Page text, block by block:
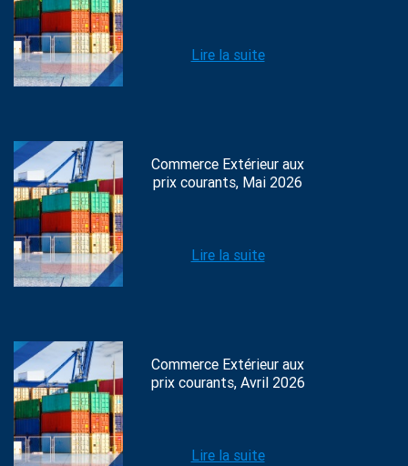
Lire la suite
Commerce Extérieur aux
prix courants, Mai 2026
Lire la suite
Commerce Extérieur aux
prix courants, Avril 2026
Lire la suite